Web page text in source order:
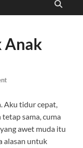
Anak
Aku tidur cepat,
sama, cuma
awet muda itu
alasan untuk